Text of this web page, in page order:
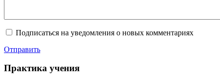
Подписаться на уведомления о новых комментариях
Отправить
Практика учения